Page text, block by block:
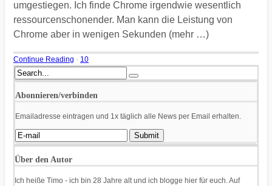
umgestiegen. Ich finde Chrome irgendwie wesentlich
ressourcenschonender. Man kann die Leistung von
Chrome aber in wenigen Sekunden (mehr …)
Continue Reading · 10
Abonnieren/verbinden
Emailadresse eintragen und 1x täglich alle News per Email erhalten.
Über den Autor
Ich heiße Timo - ich bin 28 Jahre alt und ich blogge hier für euch. Auf